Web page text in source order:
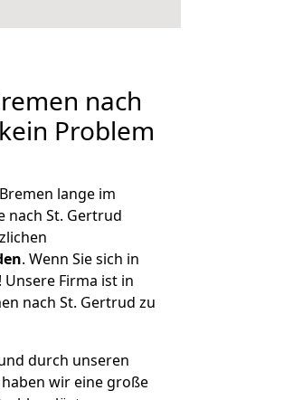
nach
Problem
lange im
nach St. Gertrud
. Wenn Sie sich in
Firma ist in
nach St. Gertrud zu
durch unseren
haben wir eine große